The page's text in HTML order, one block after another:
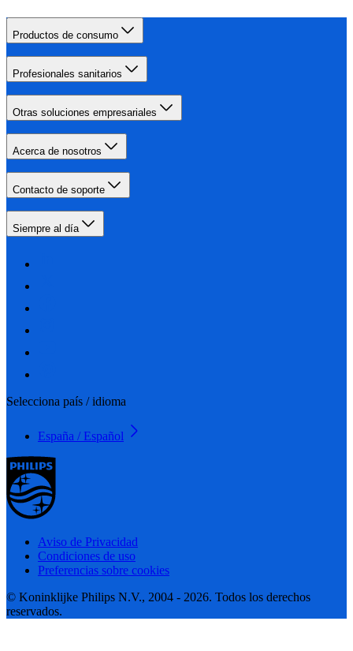
Productos de consumo
Profesionales sanitarios
Otras soluciones empresariales
Acerca de nosotros
Contacto de soporte
Siempre al día
Selecciona país / idioma
España / Español
Aviso de Privacidad
Condiciones de uso
Preferencias sobre cookies
© Koninklijke Philips N.V., 2004 - 2026. Todos los derechos
reservados.